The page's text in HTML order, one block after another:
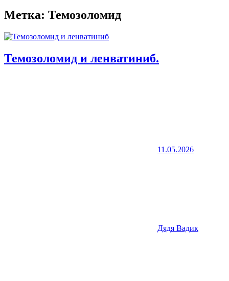
Метка: Темозоломид
Темозоломид и ленватиниб.
11.05.2026
Дядя Вадик